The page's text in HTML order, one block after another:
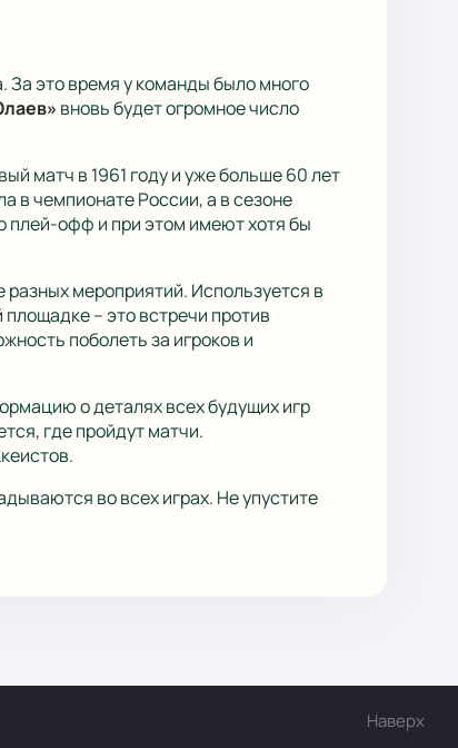
За это время у команды было много
вновь будет огромное число
матч в 1961 году и уже больше 60 лет
в чемпионате России, а в сезоне
плей-офф и при этом имеют хотя бы
мероприятий. Используется в
– это встречи против
поболеть за игроков и
о деталях всех будущих игр
где пройдут матчи.
во всех играх. Не упустите
Наверх